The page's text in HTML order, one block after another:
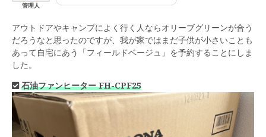
管理人
アウトドアやキャンプによく行く人ならオリーブグリーンが合う
だろうなと思ったのですが、我が家ではまだ子供が小さいことも
あって自宅にあう「フィールドベージュ」を予約することにしま
した。
石油ファンヒーター FH-CPF25